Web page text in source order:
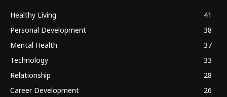
Healthy Living
41
Personal Development
38
Mental Health
37
Technology
33
Relationship
28
Career Development
26